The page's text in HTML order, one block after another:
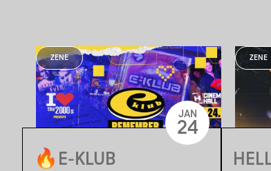
ZENE
🔥E-KLUB
JAN
24
ZENE